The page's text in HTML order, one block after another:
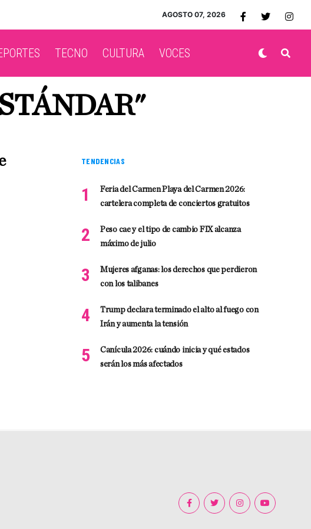
AGOSTO 07, 2026
TECNO CULTURA VOCES
TENDENCIAS
Feria del Carmen Playa del Carmen 2026:
cartelera completa de conciertos gratuitos
Peso cae y el tipo de cambio FIX alcanza
máximo de julio
Mujeres afganas: los derechos que perdieron
con los talibanes
Trump declara terminado el alto al fuego con
Irán y aumenta la tensión
Canícula 2026: cuándo inicia y qué estados
serán los más afectados